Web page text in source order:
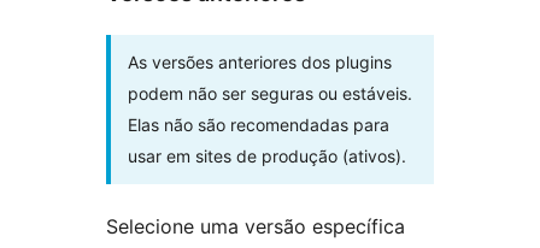
As versões anteriores dos plugins
podem não ser seguras ou estáveis.
Elas não são recomendadas para
usar em sites de produção (ativos).
Selecione uma versão específica